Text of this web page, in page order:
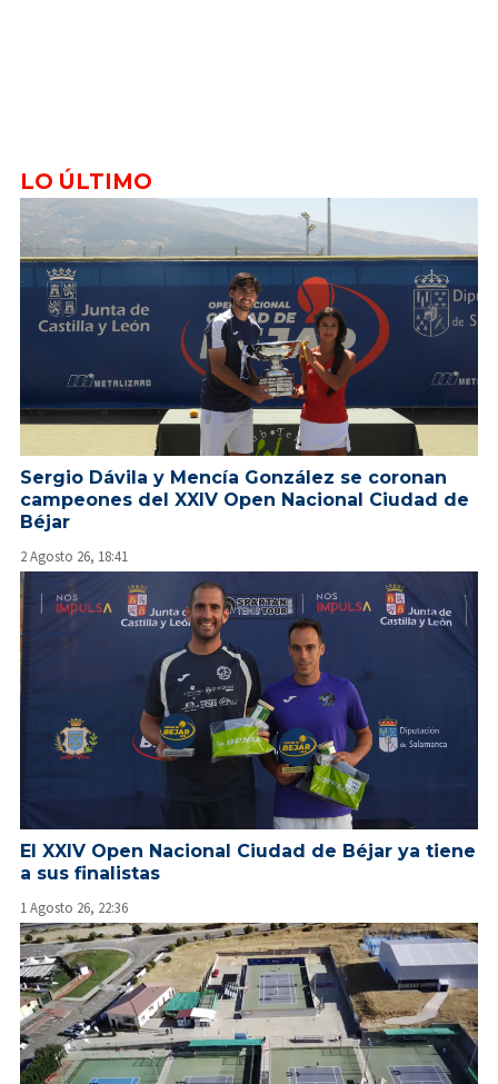
LO ÚLTIMO
Sergio Dávila y Mencía González se coronan
campeones del XXIV Open Nacional Ciudad de
Béjar
2 Agosto 26, 18:41
El XXIV Open Nacional Ciudad de Béjar ya tiene
a sus finalistas
1 Agosto 26, 22:36